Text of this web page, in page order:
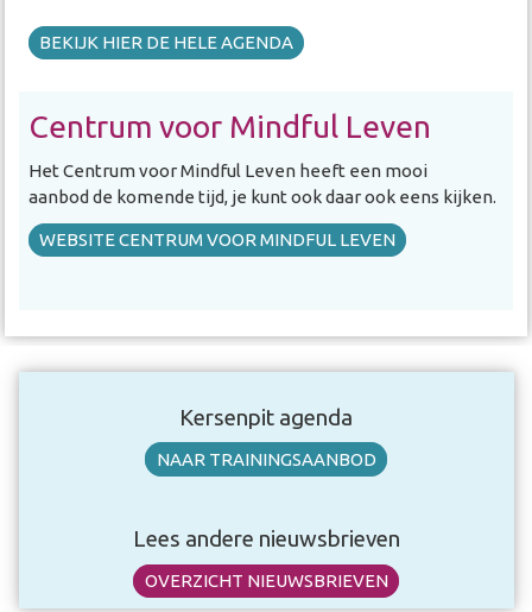
BEKIJK HIER DE HELE AGENDA
Centrum voor Mindful Leven
Het Centrum voor Mindful Leven heeft een mooi
aanbod de komende tijd, je kunt ook daar ook eens kijken.
WEBSITE CENTRUM VOOR MINDFUL LEVEN
Kersenpit agenda
NAAR TRAININGSAANBOD
Lees andere nieuwsbrieven
OVERZICHT NIEUWSBRIEVEN